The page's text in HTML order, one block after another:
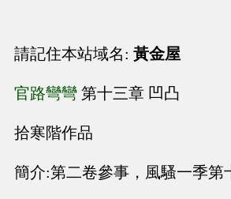
請記住本站域名: 黃金屋
官路彎彎 第十三章 凹凸
拾寒階作品
簡介:第二卷參事，風騷一季第